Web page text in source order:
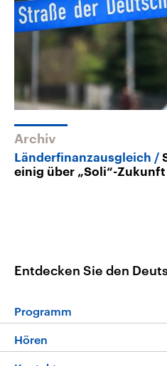
Archiv
Länderfinanzausgleich
einig über „Soli“-Zukunft
Entdecken Sie den
Programm
Programm
Hören